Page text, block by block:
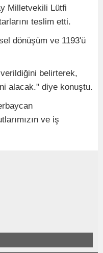
Milletvekili Lütfi
teslim etti.
dönüşüm ve 1193'ü
belirterek,
alacak." diye konuştu.
ve iş